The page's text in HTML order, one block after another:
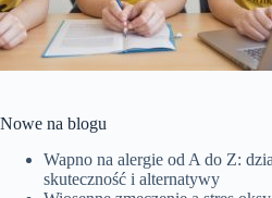
Nowe na blogu
Wapno na alergie od A do Z:
skuteczność i alternatywy